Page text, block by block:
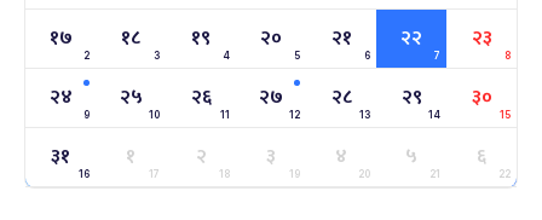
सोम फाल्गुन २४, २०८३- Mar 8, 2027
७ महिना बाँकी
२५
मंगल
ग्याल्पो ल्होसार
फाल्गुन २५, २०८३ Mar 9, 2027
७ महिना बाँकी
१७
2
१८
3
१९
4
२०
5
२१
6
२२
7
२३
8
२४
9
२५
10
२६
11
२७
12
२८
13
२९
14
३०
15
३१
16
१
17
२
18
३
19
४
20
५
21
६
22